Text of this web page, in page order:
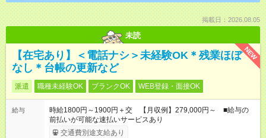
掲載日：2026.08.05
未読
NEW
【在宅あり】＜電話ナシ＞未経験OK＊残業ほぼ
なし＊台帳の更新など
派遣 職種未経験OK ブランクOK WEB登録・面接OK
給与
時給1800円～1900円＋交 【月収例】279,000円～ ■給与の
前払いが可能な速払いサービスあり
交通費別途支給あり